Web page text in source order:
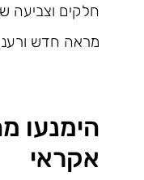
חלקים וצביעה
מראה חדש
הימנעו
אקראי